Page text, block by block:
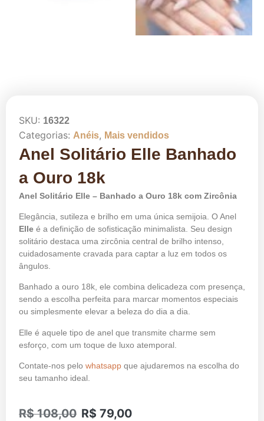
SKU: 16322
Categorias: Anéis, Mais vendidos
Anel Solitário Elle Banhado
a Ouro 18k
Anel Solitário Elle – Banhado a Ouro 18k com Zircônia
Elegância, sutileza e brilho em uma única semijoia. O Anel
Elle é a definição de sofisticação minimalista. Seu design
solitário destaca uma zircônia central de brilho intenso,
cuidadosamente cravada para captar a luz em todos os
ângulos.
Banhado a ouro 18k, ele combina delicadeza com presença,
sendo a escolha perfeita para marcar momentos especiais
ou simplesmente elevar a beleza do dia a dia.
Elle é aquele tipo de anel que transmite charme sem
esforço, com um toque de luxo atemporal.
Contate-nos pelo whatsapp que ajudaremos na escolha do
seu tamanho ideal.
R$108,00 R$ 79,00